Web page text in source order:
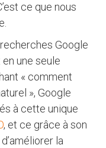
ce que nous
Google
une seule
« comment
», Google
à cette unique
, et ce grâce à son
la